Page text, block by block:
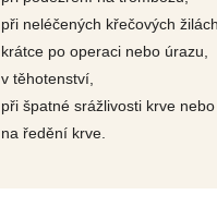
při neléčených křečových žilách,
krátce po operaci nebo úrazu,
v těhotenství,
při špatné srážlivosti krve
na ředění krve.